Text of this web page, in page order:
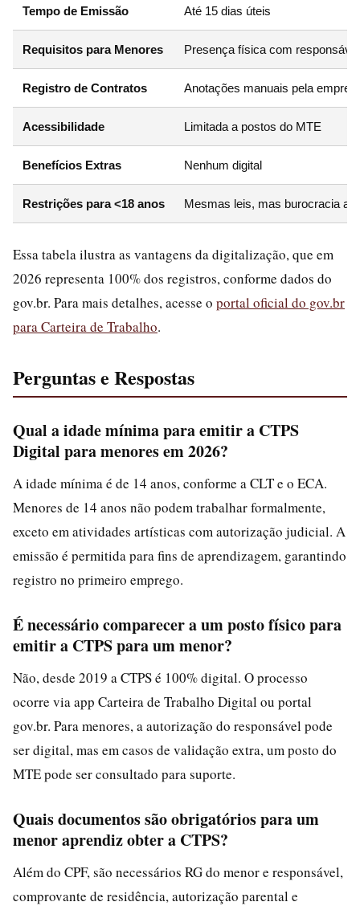
Tempo de Emissão Até 15 dias úteis
Requisitos para Menores Presença física com
Registro de Contratos Anotações manuais pela
Acessibilidade Limitada a postos do MTE
Benefícios Extras Nenhum digital
Restrições para <18 anos Mesmas leis, mas burocracia
Essa tabela ilustra as vantagens da digitalização, que em
2026 representa 100% dos registros, conforme dados do
gov.br. Para mais detalhes, acesse o portal oficial do gov.br
para Carteira de Trabalho.
Perguntas e Respostas
Qual a idade mínima para emitir a CTPS
Digital para menores em 2026?
A idade mínima é de 14 anos, conforme a CLT e o ECA.
Menores de 14 anos não podem trabalhar formalmente,
exceto em atividades artísticas com autorização judicial. A
emissão é permitida para fins de aprendizagem, garantindo
registro no primeiro emprego.
É necessário comparecer a um posto físico para
emitir a CTPS para um menor?
Não, desde 2019 a CTPS é 100% digital. O processo
ocorre via app Carteira de Trabalho Digital ou portal
gov.br. Para menores, a autorização do responsável pode
ser digital, mas em casos de validação extra, um posto do
MTE pode ser consultado para suporte.
Quais documentos são obrigatórios para um
menor aprendiz obter a CTPS?
Além do CPF, são necessários RG do menor e responsável,
comprovante de residência, autorização parental e